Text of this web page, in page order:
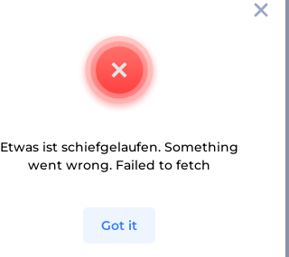
Glühende Streifen-Reveal-Logo Bunte Ostereier Intro
Etwas ist schiefgelaufen. Something
went wrong. Failed to fetch
Got it